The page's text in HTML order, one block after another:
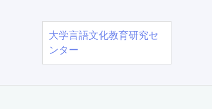
大学言語文化教育研究セ
ンター